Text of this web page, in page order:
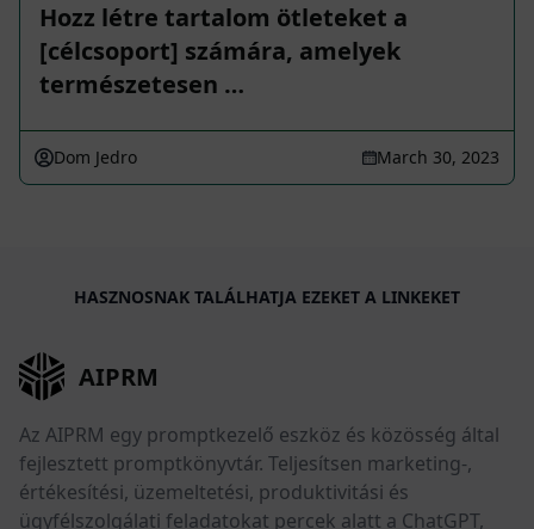
Hozz létre tartalom ötleteket a
[célcsoport] számára, amelyek
természetesen …
Dom Jedro March 30, 2023
HASZNOSNAK TALÁLHATJA EZEKET A LINKEKET
AIPRM
Az AIPRM egy promptkezelő eszköz és közösség által
fejlesztett promptkönyvtár. Teljesítsen marketing-,
értékesítési, üzemeltetési, produktivitási és
ügyfélszolgálati feladatokat percek alatt a ChatGPT,